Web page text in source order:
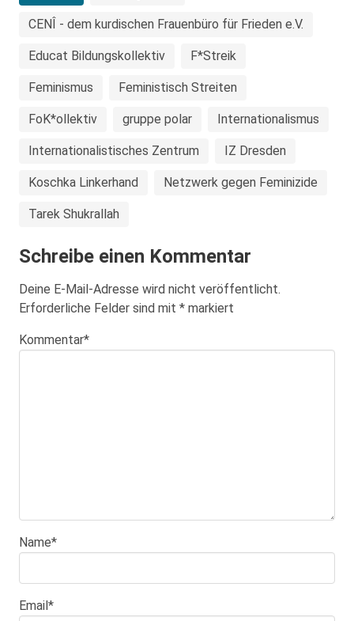
CENÎ - dem kurdischen Frauenbüro für Frieden e.V.
Educat Bildungskollektiv F*Streik
Feminismus Feministisch Streiten
FoK*ollektiv gruppe polar Internationalismus
Internationalistisches Zentrum IZ Dresden
Koschka Linkerhand Netzwerk gegen Feminizide
Tarek Shukrallah
Schreibe einen Kommentar
Deine E-Mail-Adresse wird nicht veröffentlicht.
Erforderliche Felder sind mit * markiert
Kommentar*
Name*
Email*